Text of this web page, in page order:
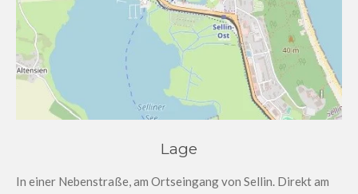
Lage
In einer Nebenstraße, am Ortseingang von Sellin. Direkt am